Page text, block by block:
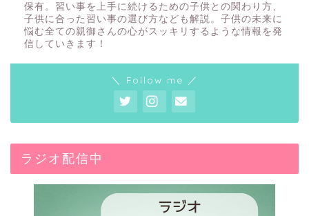
保有。習い事を上手に続けるための子供との関わり方、
子供に合った習い事の選び方なども解説。子供の未来に
悩む全ての親御さんの心がスッキリするような情報を発
信していきます！
＼ Follow me ／
ラジオ配信中